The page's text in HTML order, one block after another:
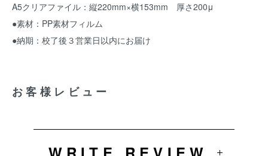
A5クリアファイル：縦220mm×横153mm 厚さ200μ
●素材：PP素材フィルム
●納期：校了後３営業日以内にお届け
お客様レビュー